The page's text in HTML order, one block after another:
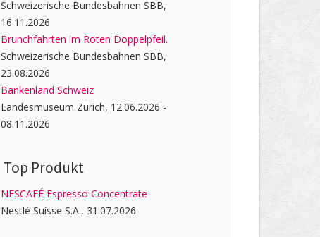
Schweizerische Bundesbahnen SBB,
16.11.2026
Brunchfahrten im Roten Doppelpfeil.
Schweizerische Bundesbahnen SBB,
23.08.2026
Bankenland Schweiz
Landesmuseum Zürich, 12.06.2026 -
08.11.2026
Top Produkt
NESCAFÉ Espresso Concentrate
Nestlé Suisse S.A., 31.07.2026